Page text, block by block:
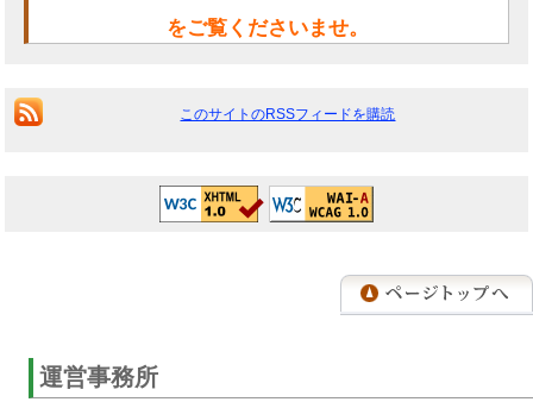
をご覧くださいませ。
このサイトのRSSフィードを購読
運営事務所